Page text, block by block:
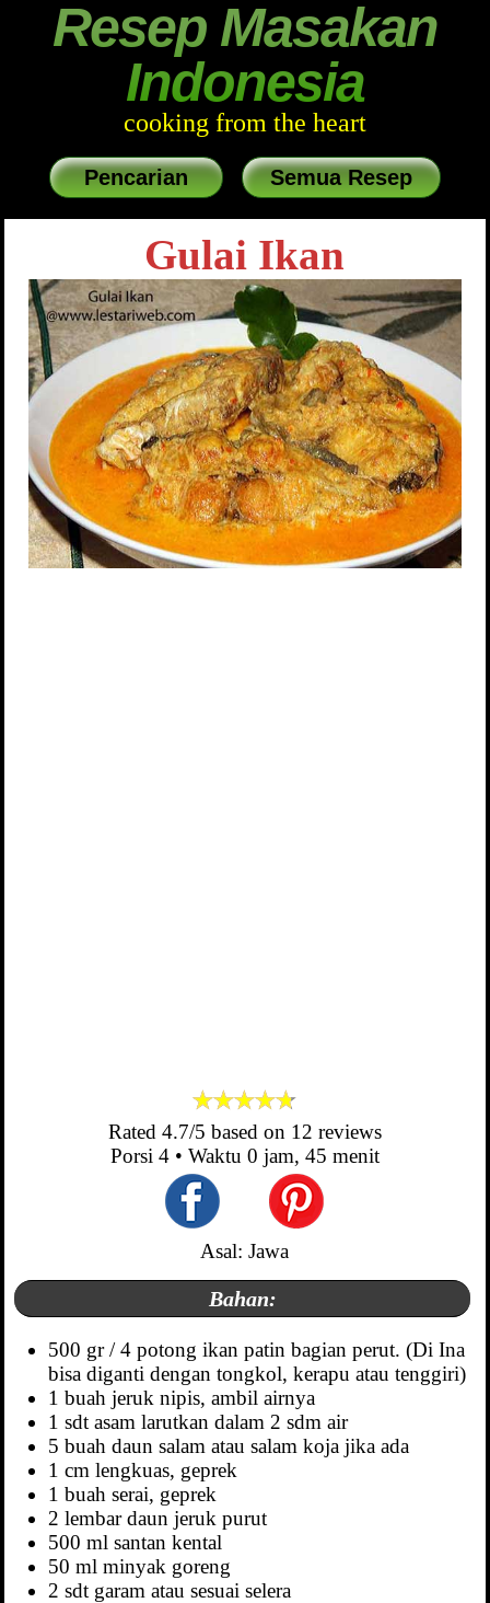
Resep Masakan
Indonesia
cooking from the heart
Pencarian Semua Resep
Gulai Ikan
Rated 4.7/5 based on 12 reviews
Porsi 4• Waktu 0 jam, 45 menit
Asal: Jawa
Bahan:
500 gr / 4 potong ikan patin bagian perut. (Di Ina
bisa diganti dengan tongkol, kerapu atau tenggiri)
1 buah jeruk nipis, ambil airnya
1 sdt asam larutkan dalam 2 sdm air
5 buah daun salam atau salam koja jika ada
1 cm lengkuas, geprek
1 buah serai, geprek
2 lembar daun jeruk purut
500 ml santan kental
50 ml minyak goreng
2 sdt garam atau sesuai selera